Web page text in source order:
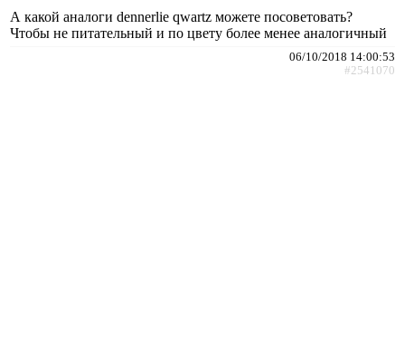
А какой аналоги dennerlie qwartz можете посоветовать?
Чтобы не питательный и по цвету более менее аналогичный
06/10/2018 14:00:53
#2541070